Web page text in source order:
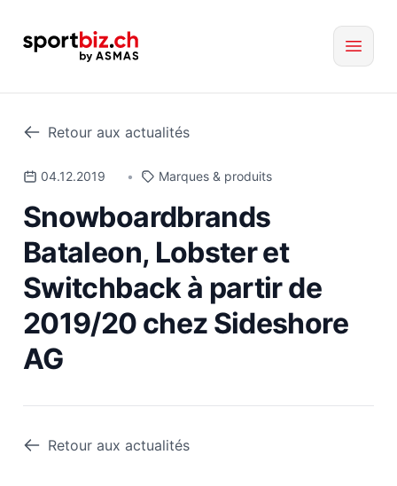
Retour aux actualités
04.12.2019 • Marques & produits
Snowboardbrands
Bataleon, Lobster et
Switchback à partir de
2019/20 chez Sideshore
AG
Retour aux actualités